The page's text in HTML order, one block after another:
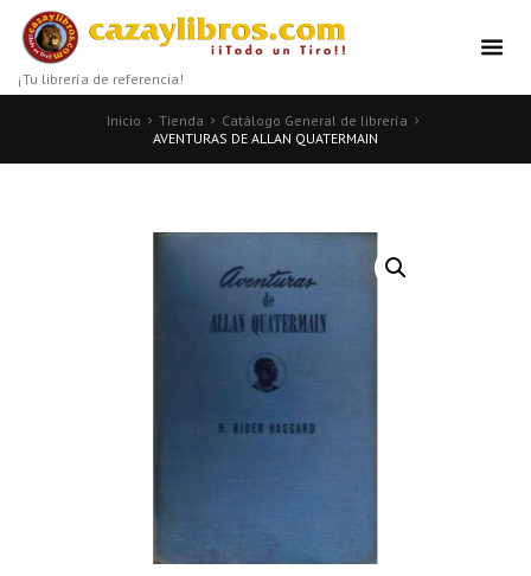
¡Tu librería de referencia!
Inicio Tienda
Catálogo General de librería
AVENTURAS DE ALLAN QUATERMAIN